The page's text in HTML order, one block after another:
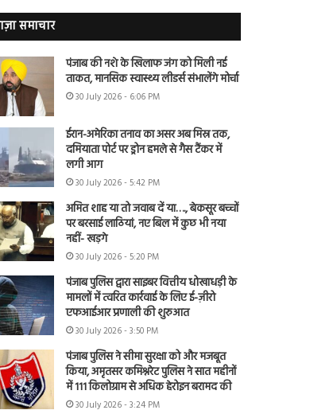
समाचार
पंजाब की नशे के खिलाफ जंग को मिली नई
ताकत, मानसिक स्वास्थ्य लीडर्स संभालेंगे मोर्चा
30 July 2026 - 6:06 PM
ईरान-अमेरिका तनाव का असर अब मिस्र तक,
दमियाता पोर्ट पर ड्रोन हमले से गैस टैंकर में
लगी आग
30 July 2026 - 5:42 PM
अमित शाह या तो जवाब दें या…., बेकसूर बच्चों
पर बरसाई लाठियां, नए बिल में कुछ भी नया
नहीं- खड़गे
30 July 2026 - 5:20 PM
पंजाब पुलिस द्वारा साइबर वित्तीय धोखाधड़ी के
मामलों में त्वरित कार्रवाई के लिए ई-ज़ीरो
एफआईआर प्रणाली की शुरुआत
30 July 2026 - 3:50 PM
पंजाब पुलिस ने सीमा सुरक्षा को और मजबूत
किया, अमृतसर कमिश्नरेट पुलिस ने सात महीनों
में 111 किलोग्राम से अधिक हेरोइन बरामद की
30 July 2026 - 3:24 PM